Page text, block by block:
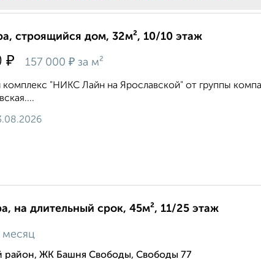
строящийся дом, 32м², 10/10 этаж
₽ 157 000 ₽ за м²
"НИКС Лайн на Ярославской" от группы
на длительный срок, 45м², 11/25 этаж
месяц
район, ЖК Башня Свободы, Свободы 77